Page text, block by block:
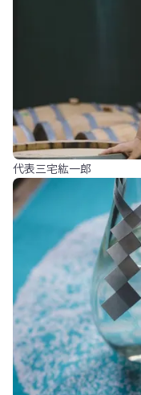
代表三宅紘一郎